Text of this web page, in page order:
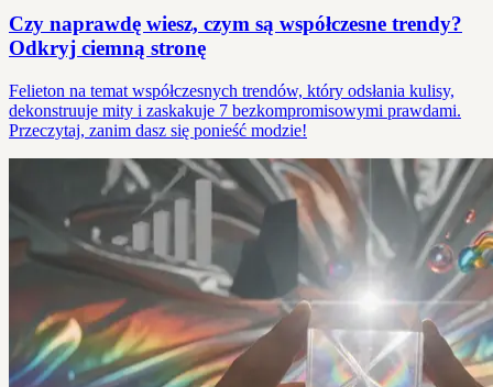
Czy naprawdę wiesz, czym są współczesne trendy?
Odkryj ciemną stronę
Felieton na temat współczesnych trendów, który odsłania kulisy,
dekonstruuje mity i zaskakuje 7 bezkompromisowymi prawdami.
Przeczytaj, zanim dasz się ponieść modzie!